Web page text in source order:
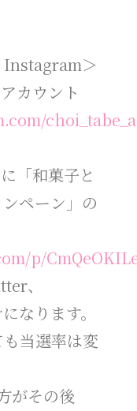
＞
カウント
「和菓子と
ペーン」の
p/
、
なります。
当選率は変
がその後